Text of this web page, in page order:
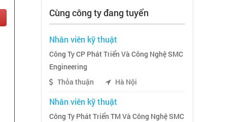
Cùng công ty đang tuyển
Nhân viên kỹ thuật
Công Ty CP Phát Triển Và Công Nghệ SMC
Engineering
Thỏa thuận
Hà Nội
Nhân viên kỹ thuật
Công Ty Phát Triển TM Và Công Nghệ SMC